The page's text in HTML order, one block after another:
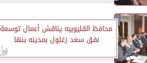
محافظ القليوبيه يناقش أعمال توسعة
نفق سعد زغلول بمدينه بنها